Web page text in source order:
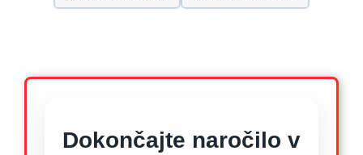
Dokončajte naročilo v